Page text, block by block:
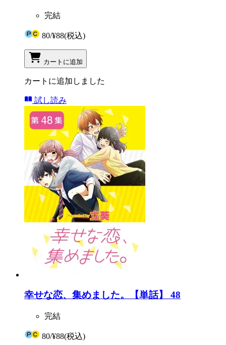
完結
80/¥88(税込)
カートに追加
カートに追加しました
試し読み
幸せな恋、集めました。【単話】 48
完結
80/¥88(税込)